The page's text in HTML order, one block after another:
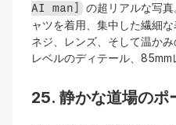
AI man] の超リアルな写真
ャツを着用、集中した繊細
ネジ、レンズ、そして温か
レベルのディテール、85mm
25. 静かな道場のポ